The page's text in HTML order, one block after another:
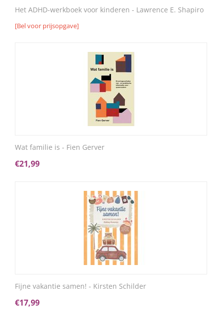
Het ADHD-werkboek voor kinderen - Lawrence E. Shapiro
[Bel voor prijsopgave]
Wat familie is - Fien Gerver
€21,99
Fijne vakantie samen! - Kirsten Schilder
€17,99